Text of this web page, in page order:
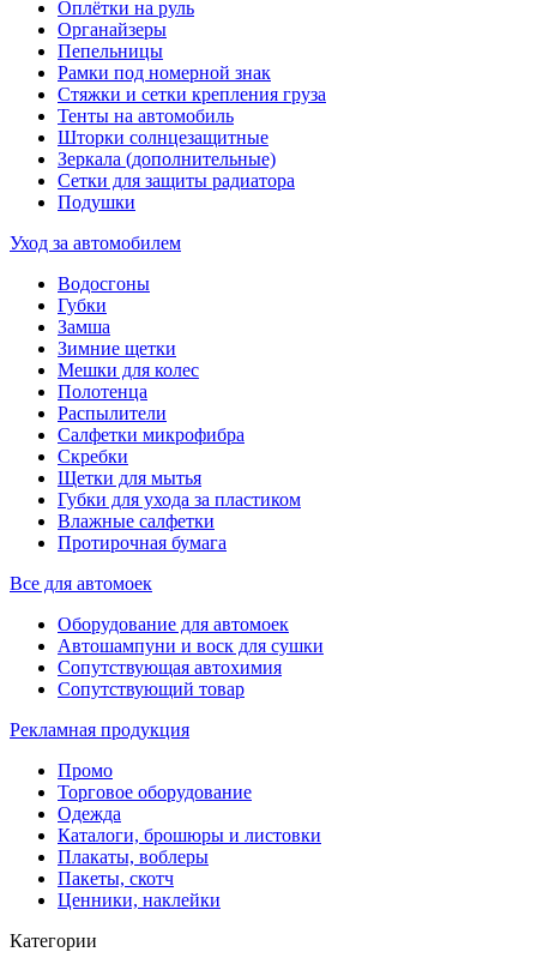
Оплётки на руль
Органайзеры
Пепельницы
Рамки под номерной знак
Стяжки и сетки крепления груза
Тенты на автомобиль
Шторки солнцезащитные
Зеркала (дополнительные)
Сетки для защиты радиатора
Подушки
Уход за автомобилем
Водосгоны
Губки
Замша
Зимние щетки
Мешки для колес
Полотенца
Распылители
Салфетки микрофибра
Скребки
Щетки для мытья
Губки для ухода за пластиком
Влажные салфетки
Протирочная бумага
Все для автомоек
Оборудование для автомоек
Автошампуни и воск для сушки
Сопутствующая автохимия
Сопутствующий товар
Рекламная продукция
Промо
Торговое оборудование
Одежда
Каталоги, брошюры и листовки
Плакаты, воблеры
Пакеты, скотч
Ценники, наклейки
Категории